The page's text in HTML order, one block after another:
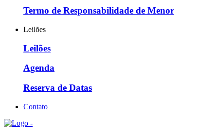
Termo de Responsabilidade de Menor
Leilões
Leilões
Agenda
Reserva de Datas
Contato